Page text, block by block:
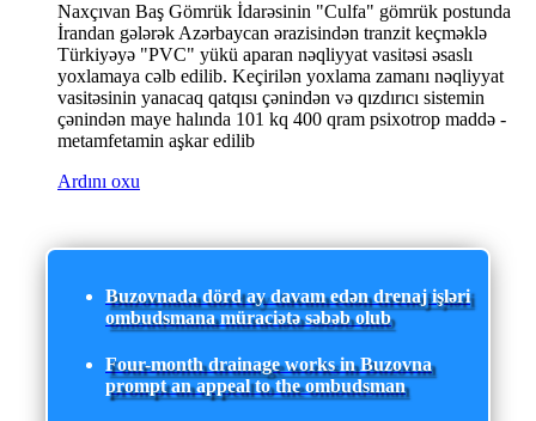
Naxçıvan Baş Gömrük İdarəsinin "Culfa" gömrük postunda
İrandan gələrək Azərbaycan ərazisindən tranzit keçməklə
Türkiyəyə "PVC" yükü aparan nəqliyyat vasitəsi əsaslı
yoxlamaya cəlb edilib. Keçirilən yoxlama zamanı nəqliyyat
vasitəsinin yanacaq qatqısı çənindən və qızdırıcı sistemin
çənindən maye halında 101 kq 400 qram psixotrop maddə -
metamfetamin aşkar edilib
Ardını oxu
Buzovnada dörd ay davam edən drenaj işləri
ombudsmana müraciətə səbəb olub
Four-month drainage works in Buzovna
prompt an appeal to the ombudsman